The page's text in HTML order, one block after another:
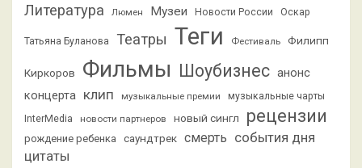
Литература Люмен Музеи Новости России Оскар
Татьяна Буланова Театры Теги Фестиваль Филипп
Киркоров Фильмы Шоубизнес анонс
концерта клип музыкальные премии
музыкальные чарты
InterMedia
новости партнеров новый сингл рецензии
рождение ребенка саундтрек смерть события дня
цитаты